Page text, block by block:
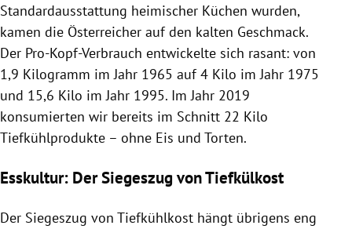
Standardausstattung heimischer Küchen wurden,
kamen die Österreicher auf den kalten Geschmack.
Der Pro-Kopf-Verbrauch entwickelte sich rasant: von
1,9 Kilogramm im Jahr 1965 auf 4 Kilo im Jahr 1975
und 15,6 Kilo im Jahr 1995. Im Jahr 2019
konsumierten wir bereits im Schnitt 22 Kilo
Tiefkühlprodukte – ohne Eis und Torten.
Esskultur: Der Siegeszug von Tiefkülkost
Der Siegeszug von Tiefkühlkost hängt übrigens eng